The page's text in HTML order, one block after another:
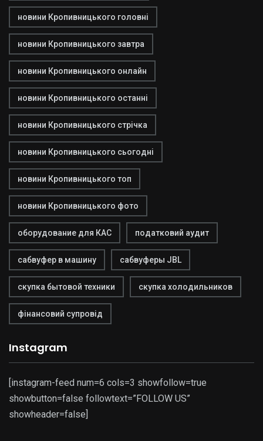
новини Кропивницького головні
новини Кропивницького завтра
новини Кропивницького онлайн
новини Кропивницького останні
новини Кропивницького стрічка
новини Кропивницького сьогодні
новини Кропивницького топ
новини Кропивницького фото
оборудование для КАС податковий аудит
сабвуфер в машину сабвуферы JBL
скупка бытовой техники скупка холодильников
фінансовий супровід
Instagram
[instagram-feed num=6 cols=3 showfollow=true
showbutton=false followtext=”FOLLOW US”
showheader=false]